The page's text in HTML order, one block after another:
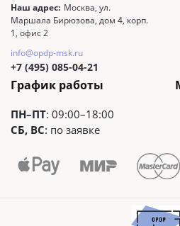
Наш адрес: Москва, ул.
Маршала Бирюзова, дом 4, корп.
1, офис 2
info@opdp-msk.ru
+7 (495) 085-04-21
График работы
ПН–ПТ: 09:00–18:00
СБ, ВС: по заявке